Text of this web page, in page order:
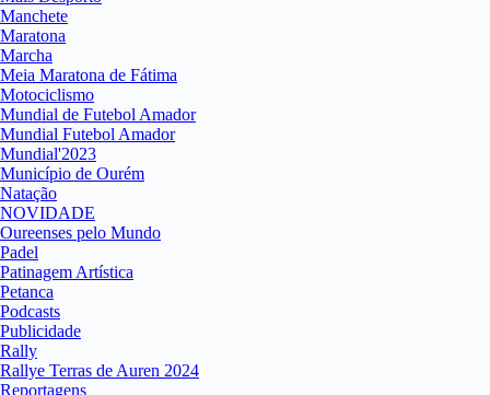
Manchete
Maratona
Marcha
Meia Maratona de Fátima
Motociclismo
Mundial de Futebol Amador
Mundial Futebol Amador
Mundial'2023
Município de Ourém
Natação
NOVIDADE
Oureenses pelo Mundo
Padel
Patinagem Artística
Petanca
Podcasts
Publicidade
Rally
Rallye Terras de Auren 2024
Reportagens